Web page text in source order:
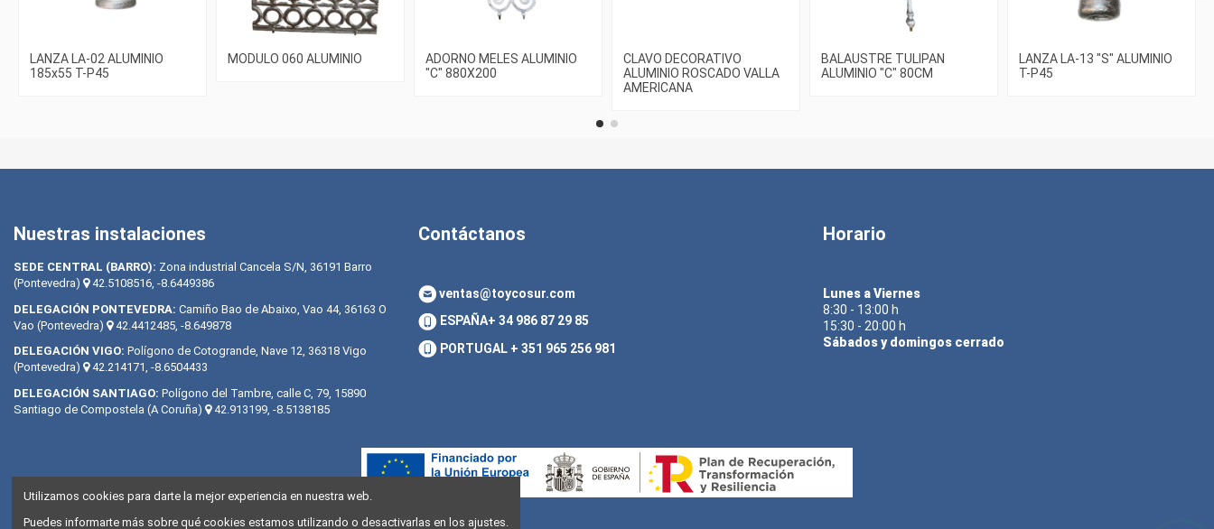
LANZA LA-02 ALUMINIO
185x55 T-P45
MODULO 060 ALUMINIO
ADORNO MELES ALUMINIO
"C" 880X200
CLAVO DECORATIVO
ALUMINIO ROSCADO VALLA
AMERICANA
BALAUSTRE TULIPAN
ALUMINIO "C" 80CM
LANZA LA-13 "S" ALUMINIO
T-P45
Nuestras instalaciones
SEDE CENTRAL (BARRO): Zona industrial Cancela S/N, 36191 Barro
(Pontevedra)
42.5108516, -8.6449386
DELEGACIÓN PONTEVEDRA: Camiño Bao de Abaixo, Vao 44, 36163 O
Vao (Pontevedra)
42.4412485, -8.649878
DELEGACIÓN VIGO: Polígono de Cotogrande, Nave 12, 36318 Vigo
(Pontevedra)
42.214171, -8.6504433
DELEGACIÓN SANTIAGO: Polígono del Tambre, calle C, 79, 15890
Santiago de Compostela (A Coruña)
42.913199, -8.5138185
Contáctanos
ventas@toycosur.com
ESPAÑA+ 34 986 87 29 85
PORTUGAL + 351 965 256 981
Horario
Lunes a Viernes
8:30 - 13:00 h
15:30 - 20:00 h
Sábados y domingos cerrado
Utilizamos cookies para darte la mejor experiencia en nuestra web.
Puedes informarte más sobre qué cookies estamos utilizando o desactivarlas en los ajustes.